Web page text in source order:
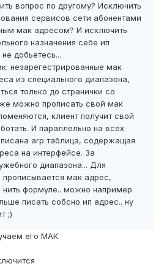
вопрос по другому? Исключить
сервисов сети абонентами
мак адресом? И исключить
назначения себе ип
добьетесь...
незарегестрированные мак
из специального диапазона,
только до странички со
можно прописать свой мак
клиент получит свой
И параллельно на всех
arp таблица, содержащая
на интерфейсе. За
диапазона... Для
прописывается мак адрес,
нить формуле.. можно например
писать собсно ип адрес.. ну
;)
его МАК